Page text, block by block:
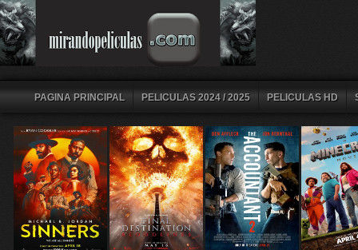
PAGINA PRINCIPAL PELICULAS 2024 / 2025 PELICULAS HD